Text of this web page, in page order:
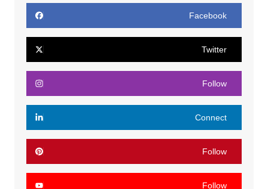
Facebook
Twitter
Follow
Connect
Follow
Follow